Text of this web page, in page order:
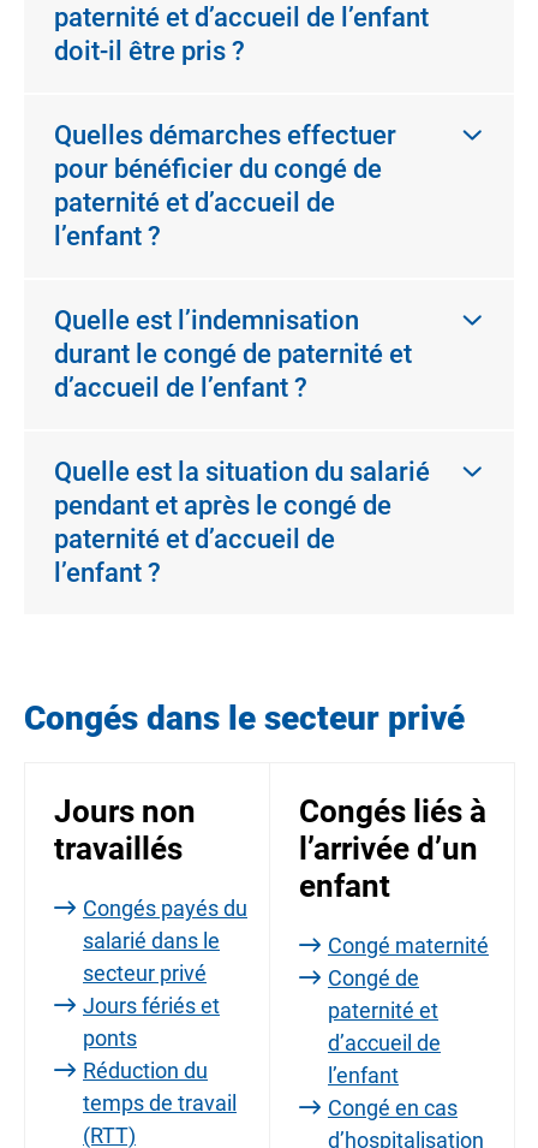
paternité et d’accueil de l’enfant
doit-il être pris ?
Quelles démarches effectuer
pour bénéficier du congé de
paternité et d’accueil de
l’enfant ?
Quelle est l’indemnisation
durant le congé de paternité et
d’accueil de l’enfant ?
Quelle est la situation du salarié
pendant et après le congé de
paternité et d’accueil de
l’enfant ?
Congés dans le secteur privé
Jours non
travaillés
Congés payés du
salarié dans le
secteur privé
Jours fériés et
ponts
Réduction du
temps de travail
(RTT)
Congés liés à
l’arrivée d’un
enfant
Congé maternité
Congé de
paternité et
d’accueil de
l’enfant
Congé en cas
d’hospitalisation